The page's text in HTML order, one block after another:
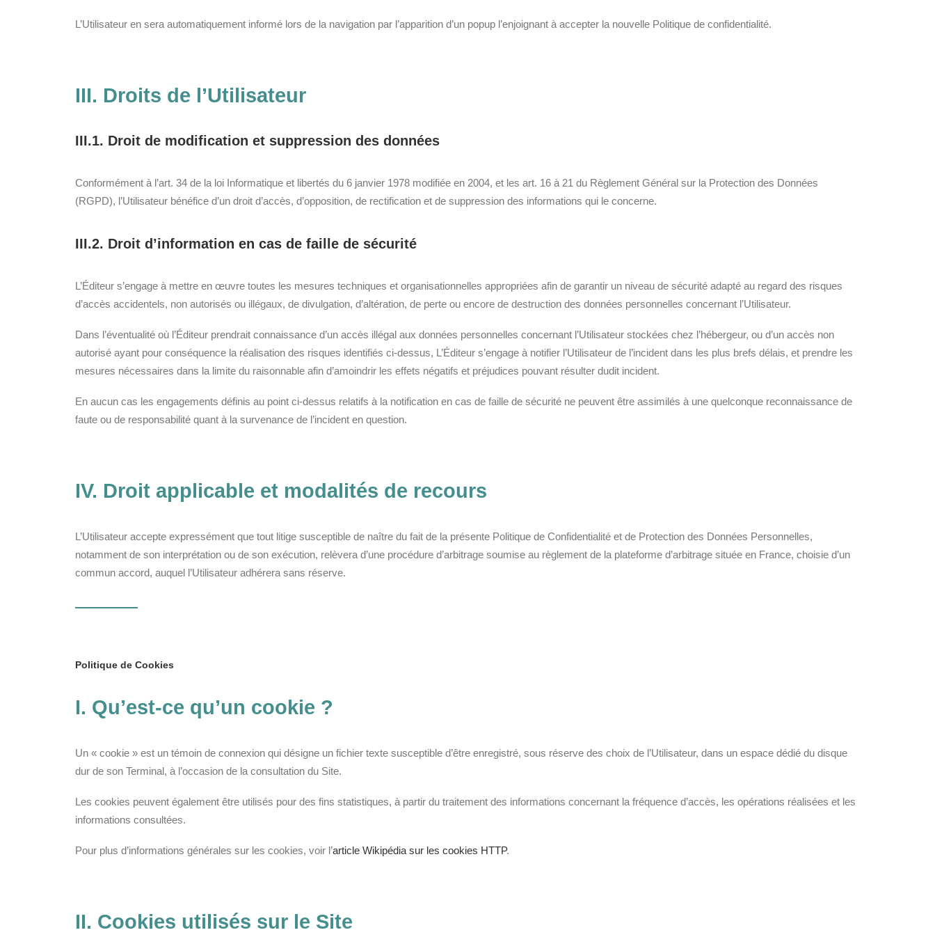
L’Utilisateur en sera automatiquement informé lors de la navigation par l’apparition d’un popup l’enjoignant à accepter la nouvelle Politique de confidentialité.
III. Droits de l’Utilisateur
III.1. Droit de modification et suppression des données
Conformément à l’art. 34 de la loi Informatique et libertés du 6 janvier 1978 modifiée en 2004, et les art. 16 à 21 du Règlement Général sur la Protection des Données
(RGPD), l’Utilisateur bénéfice d’un droit d’accès, d’opposition, de rectification et de suppression des informations qui le concerne.
III.2. Droit d’information en cas de faille de sécurité
L’Éditeur s’engage à mettre en œuvre toutes les mesures techniques et organisationnelles appropriées afin de garantir un niveau de sécurité adapté au regard des risques
d’accès accidentels, non autorisés ou illégaux, de divulgation, d’altération, de perte ou encore de destruction des données personnelles concernant l’Utilisateur.
Dans l’éventualité où l’Éditeur prendrait connaissance d’un accès illégal aux données personnelles concernant l’Utilisateur stockées chez l’hébergeur, ou d’un accès non
autorisé ayant pour conséquence la réalisation des risques identifiés ci-dessus, L’Éditeur s’engage à notifier l’Utilisateur de l’incident dans les plus brefs délais, et prendre les
mesures nécessaires dans la limite du raisonnable afin d’amoindrir les effets négatifs et préjudices pouvant résulter dudit incident.
En aucun cas les engagements définis au point ci-dessus relatifs à la notification en cas de faille de sécurité ne peuvent être assimilés à une quelconque reconnaissance de
faute ou de responsabilité quant à la survenance de l’incident en question.
IV. Droit applicable et modalités de recours
L’Utilisateur accepte expressément que tout litige susceptible de naître du fait de la présente Politique de Confidentialité et de Protection des Données Personnelles,
notamment de son interprétation ou de son exécution, relèvera d’une procédure d’arbitrage soumise au règlement de la plateforme d’arbitrage située en France, choisie d’un
commun accord, auquel l’Utilisateur adhérera sans réserve.
Politique de Cookies
I. Qu’est-ce qu’un cookie ?
Un « cookie » est un témoin de connexion qui désigne un fichier texte susceptible d’être enregistré, sous réserve des choix de l’Utilisateur, dans un espace dédié du disque
dur de son Terminal, à l’occasion de la consultation du Site.
Les cookies peuvent également être utilisés pour des fins statistiques, à partir du traitement des informations concernant la fréquence d’accès, les opérations réalisées et les
informations consultées.
Pour plus d’informations générales sur les cookies, voir l’article Wikipédia sur les cookies HTTP.
II. Cookies utilisés sur le Site